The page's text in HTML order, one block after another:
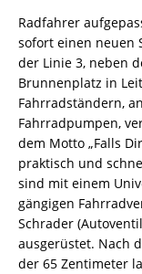
Radfahrer
sofort einen neuen
der Linie 3, neben
Brunnenplatz in
Fahrradständern,
Fahrradpumpen,
dem Motto „Falls
praktisch und
sind mit einem
gängigen
Schrader
ausgerüstet. Nach
der 65 Zentimeter